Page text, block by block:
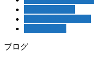
す
ブログ